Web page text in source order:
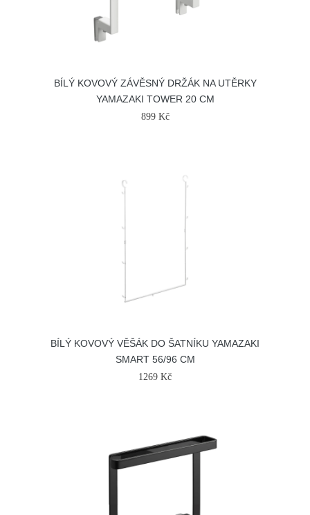
BÍLÝ KOVOVÝ ZÁVĚSNÝ DRŽÁK NA UTĚRKY
YAMAZAKI TOWER 20 CM
899 Kč
BÍLÝ KOVOVÝ VĚŠÁK DO ŠATNÍKU YAMAZAKI
SMART 56/96 CM
1269 Kč